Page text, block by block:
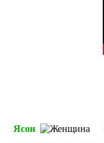
Ясон